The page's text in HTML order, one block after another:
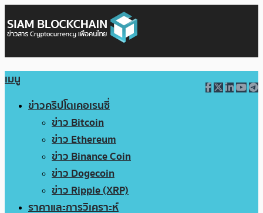
เมนู
ข่าวคริปโตเคอเรนซี่
ข่าว Bitcoin
ข่าว Ethereum
ข่าว Binance Coin
ข่าว Dogecoin
ข่าว Ripple (XRP)
ราคาและการวิเคราะห์